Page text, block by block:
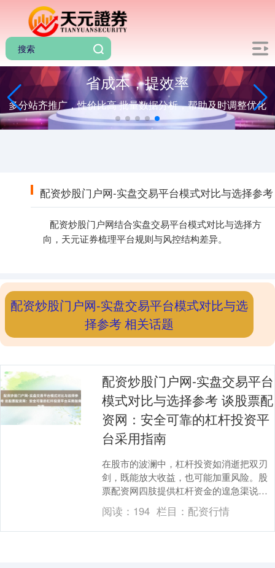
省成本，提效率
多分站齐推广，性价比高 批量数据分析，帮助及时调整优化
配资炒股门户网-实盘交易平台模式对比与选择参考
配资炒股门户网结合实盘交易平台模式对比与选择方
向，天元证券梳理平台规则与风控结构差异。
配资炒股门户网-实盘交易平台模式对比与选
择参考 相关话题
配资炒股门户网-实盘交易平台
模式对比与选择参考 谈股票配
资网：安全可靠的杠杆投资平
台采用指南
在股市的波澜中，杠杆投资如消逝把双刃
剑，既能放大收益，也可能加重风险。股
票配资网四肢提供杠杆资金的遑急渠说
念，其安全性与可靠性径直关系到投资者
的资金安全与投资成....
阅读： 194 栏目： 配资行情